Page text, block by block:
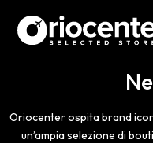
Oriocenter ospita brand
un’ampia selezione di